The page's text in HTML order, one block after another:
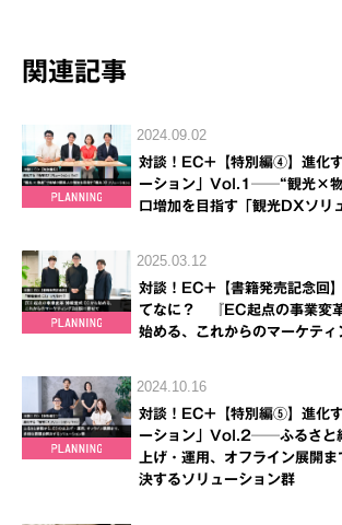
関連記事
2024.09.02
対談！EC+【特別編④】進化
ーション」Vol.1──“観光×物
口増加を目指す「観光DXソリ
2025.03.12
対談！EC+【書籍発売記念回
てなに？ 『EC起点の事業変
始める、これからのマーケティ
2024.10.16
対談！EC+【特別編⑤】進化
ーション」Vol.2──ふるさと
上げ・運用、オフライン展開
決するソリューション群